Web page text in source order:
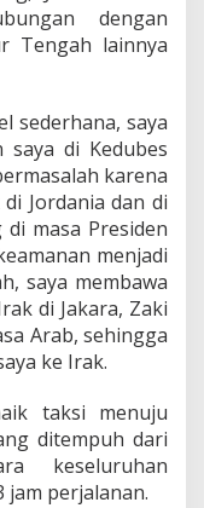
dengan
Tengah lainnya
sederhana, saya
saya di Kedubes
karena
Jordania dan di
masa Presiden
menjadi
saya membawa
di Jakara, Zaki
Arab, sehingga
ke Irak.
taksi menuju
ditempuh dari
keseluruhan
jam perjalanan.